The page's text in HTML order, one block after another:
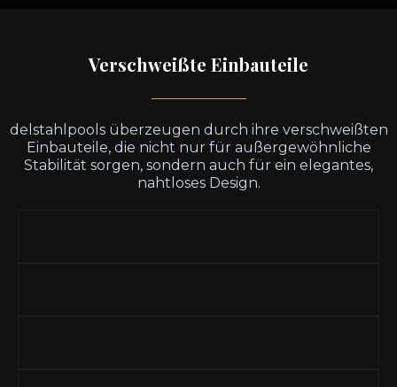
Verschweißte Einbauteile
delstahlpools überzeugen durch ihre verschweißten
Einbauteile, die nicht nur für außergewöhnliche
Stabilität sorgen, sondern auch für ein elegantes,
nahtloses Design.